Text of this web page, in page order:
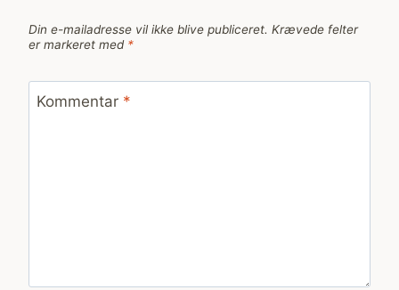
Din e-mailadresse vil ikke blive publiceret. Krævede felter
er markeret med *
Kommentar *